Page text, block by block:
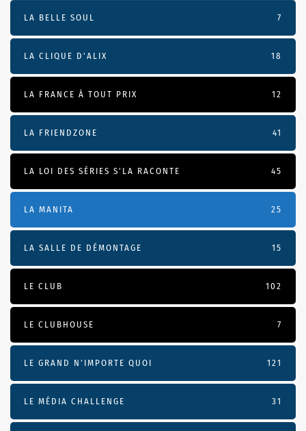
LA BELLE SOUL 7
LA CLIQUE D'ALIX 18
LA FRANCE À TOUT PRIX 12
LA FRIENDZONE 41
LA LOI DES SÉRIES S'LA RACONTE 45
LA MANITA 25
LA SALLE DE DÉMONTAGE 15
LE CLUB 102
LE CLUBHOUSE 7
LE GRAND N’IMPORTE QUOI 121
LE MÉDIA CHALLENGE 31